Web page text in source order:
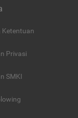
Ketentuan
Privasi
SMKI